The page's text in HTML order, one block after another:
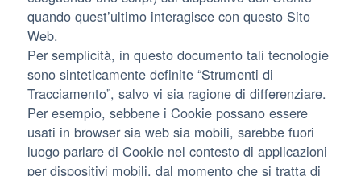
quando quest’ultimo interagisce con questo Sito
Web.
Per semplicità, in questo documento tali tecnologie
sono sinteticamente definite “Strumenti di
Tracciamento”, salvo vi sia ragione di differenziare.
Per esempio, sebbene i Cookie possano essere
usati in browser sia web sia mobili, sarebbe fuori
luogo parlare di Cookie nel contesto di applicazioni
per dispositivi mobili, dal momento che si tratta di